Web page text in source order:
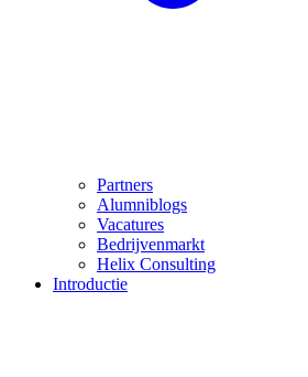
Partners
Alumniblogs
Vacatures
Bedrijvenmarkt
Helix Consulting
Introductie